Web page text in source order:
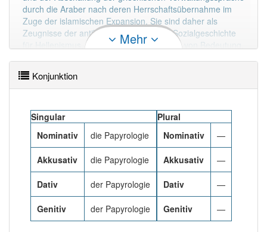
Wörter mit Endung-papyrologie: 1
Wörter mit Endung-papyrologieaber mit einem
anderen Artikel
korrekt erraten.
durch die Araber nach deren Herrschaftsübernahme im
Zuge der islamischen Expansion. Sie sind daher als
Zeugnisse der antiken Schriftkultur und Sozialgeschichte
für Hellenismus, Kaiserzeit und Spätantike von Bedeutung.
beschriftet worden sind, fallen in die Zuständigkeit anderer
Disziplinen wie der Ägyptologie, Demotistik, Koptologie,
Arabistik, Islamwissenschaft und der Judaistik, mit denen
verbunden ist. Mehr lesen
Mehr
Konjunktion
Singular
Nominativ
die Papyrologie
Akkusativ die Papyrologie
Dativ der Papyrologie
Genitiv der Papyrologie
Plural
Nominativ
—
Akkusativ —
Dativ —
Genitiv —